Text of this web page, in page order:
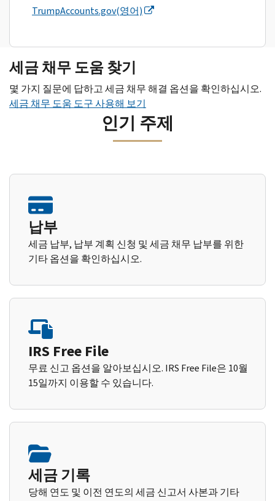
TrumpAccounts.gov(영어)
세금 채무 도움 찾기
몇 가지 질문에 답하고 세금 채무 해결 옵션을 확인하십시오.
세금 채무 도움 도구 사용해 보기
인기 주제
납부
세금 납부, 납부 계획 신청 및 세금 채무 납부를 위한
기타 옵션을 확인하십시오.
IRS Free File
무료 신고 옵션을 알아보십시오. IRS Free File은 10월
15일까지 이용할 수 있습니다.
세금 기록
당해 연도 및 이전 연도의 세금 신고서 사본과 기타